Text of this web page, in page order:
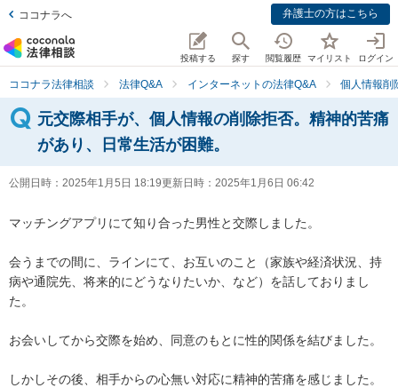
ココナラへ 弁護士の方はこちら
投稿する 探す 閲覧履歴 マイリスト ログイン
ココナラ法律相談 法律Q&A インターネットの法律Q&A 個人情報削
元交際相手が、個人情報の削除拒否。精神的苦痛
があり、日常生活が困難。
公開日時： 2025年1月5日 18:19更新日時： 2025年1月6日 06:42
マッチングアプリにて知り合った男性と交際しました。
会うまでの間に、ラインにて、お互いのこと（家族や経済状況、持
病や通院先、将来的にどうなりたいか、など）を話しておりまし
た。
お会いしてから交際を始め、同意のもとに性的関係を結びました。
しかしその後、相手からの心無い対応に精神的苦痛を感じました。